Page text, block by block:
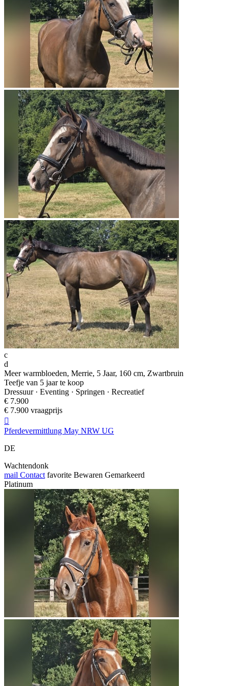
c
d
Meer warmbloeden, Merrie, 5 Jaar, 160 cm, Zwartbruin
Teefje van 5 jaar te koop
Dressuur · Eventing · Springen · Recreatief
€ 7.900
€ 7.900 vraagprijs

Pferdevermittlung May NRW UG
DE
Wachtendonk
mail Contact favorite Bewaren Gemarkeerd
Platinum